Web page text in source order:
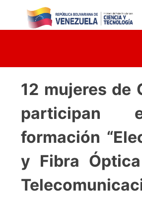
content
12 mujeres de
participan
formación
y Fibra